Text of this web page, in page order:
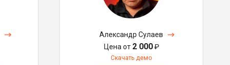
Александр Сулаев
Цена от 2 000₽
Скачать демо